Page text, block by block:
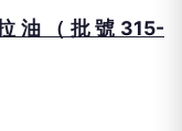
油（批號315-